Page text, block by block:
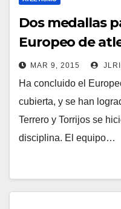
Dos medallas
Europeo de
MAR 9, 2015
Ha concluido el
cubierta, y se han
Terrero y Torrijos se
disciplina. El equipo…